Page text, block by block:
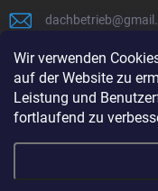
Wir verwenden
auf der Website zu
Leistung und
fortlaufend zu
dachbetrieb@
00421948484112
00421948484112
https://